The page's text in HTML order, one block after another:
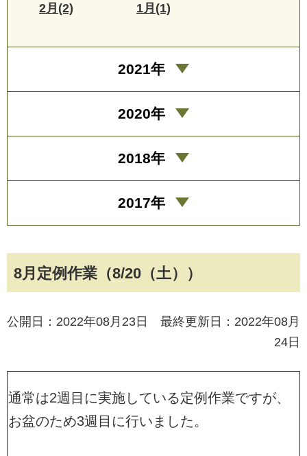
8月定例作業（8/20（土））
公開日：2022年08月23日 最終更新日：2022年08月
24日
通常は2週目に実施している定例作業ですが、
お盆のため3週目に行いました。
2月(2) 1月(1)
2021年
2020年
2018年
2017年